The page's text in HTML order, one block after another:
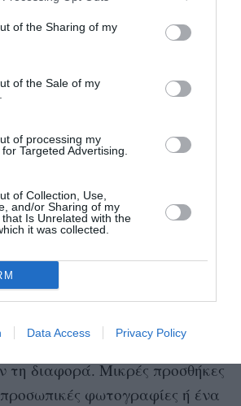
of the Sharing of my
of the Sale of my
of processing my
Targeted Advertising.
of Collection, Use,
and/or Sharing of my
Is Unrelated with the
it was collected.
Data Access Privacy Policy
δίνει επίσης την άδεια να
να φροντίσουμε τον εαυτό
συνήθειες όπωςένα
χαλαρωτικό μπάνιο ή η
σειράμας βοηθούν να
και να νιώθουμε ασφαλείς.
γίνεται να ανακτήσουμε
αλλά και να συνδεθούμε
που αγαπάμε.
cozymaxxing αρκεί να
τις αισθήσεις μας.
ήχοι και αρώματα που μας
τη διαφορά. Μικρές προσθήκες
φωτογραφίες ή ένα